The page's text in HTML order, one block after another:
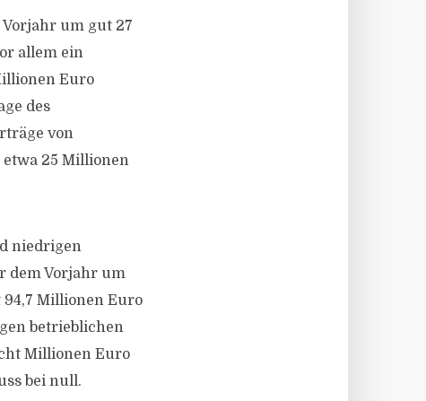
Vorjahr um gut 27
allem ein
Euro
des
von
25 Millionen
niedrigen
dem Vorjahr um
Millionen Euro
betrieblichen
Millionen Euro
bei null.